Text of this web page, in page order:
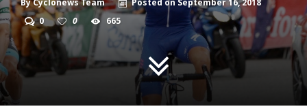
ByCyclonews Team Posted on September 16, 2018
0
0 665